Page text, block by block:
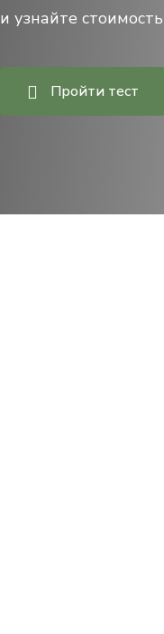
и узнайте
Пройти тест